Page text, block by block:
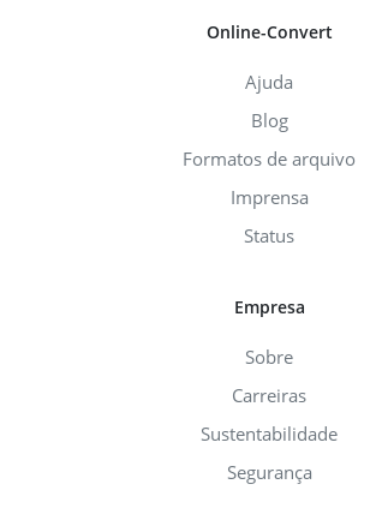
Online-Convert
Ajuda
Blog
Formatos de arquivo
Imprensa
Status
Empresa
Sobre
Carreiras
Sustentabilidade
Segurança